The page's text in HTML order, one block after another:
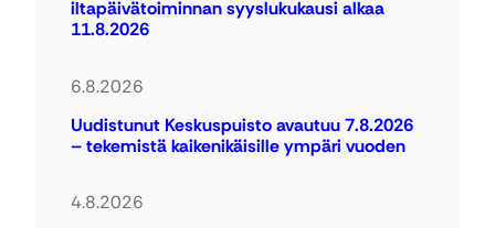
iltapäivätoiminnan syyslukukausi alkaa
11.8.2026
6.8.2026
Uudistunut Keskuspuisto avautuu 7.8.2026
– tekemistä kaikenikäisille ympäri vuoden
4.8.2026